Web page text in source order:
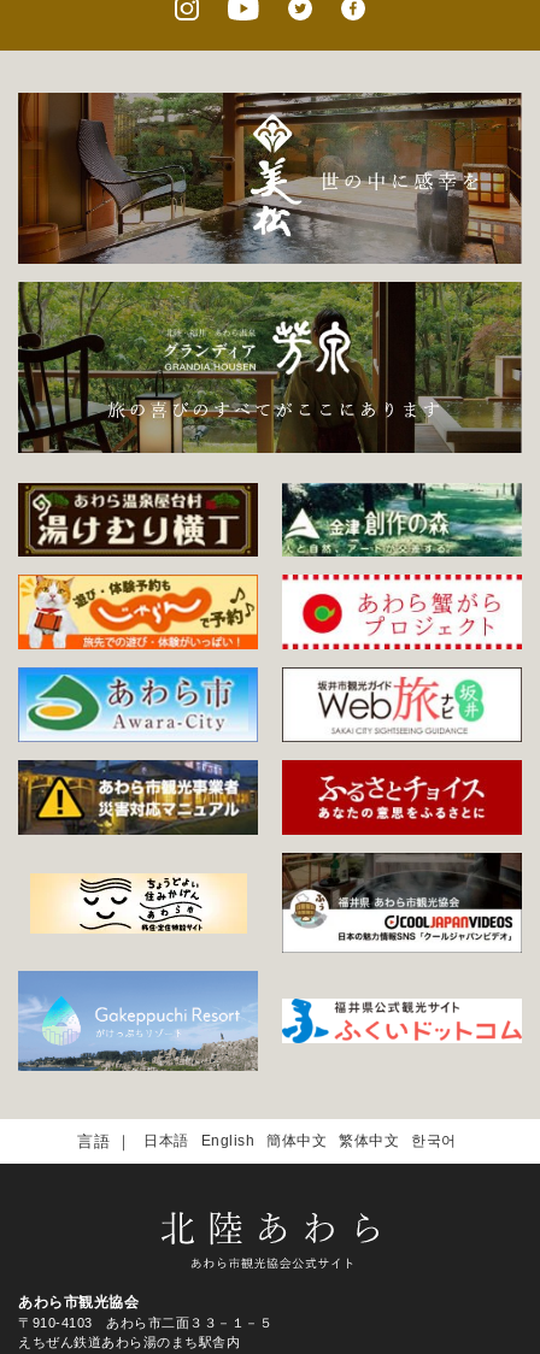
日本語 English 簡体中文 繁体中文 한국어
あわら市観光協会
〒910-4103 あわら市二面３３－１－５
えちぜん鉄道あわら湯のまち駅舎内